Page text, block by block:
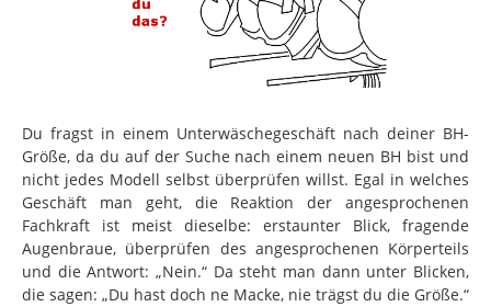
Du fragst in einem Unterwäschegeschäft nach deiner BH-
Größe, da du auf der Suche nach einem neuen BH bist und
nicht jedes Modell selbst überprüfen willst. Egal in welches
Geschäft man geht, die Reaktion der angesprochenen
Fachkraft ist meist dieselbe: erstaunter Blick, fragende
Augenbraue, überprüfen des angesprochenen Körperteils
und die Antwort: „Nein.“ Da steht man dann unter Blicken,
die sagen: „Du hast doch ne Macke, nie trägst du die Größe.“